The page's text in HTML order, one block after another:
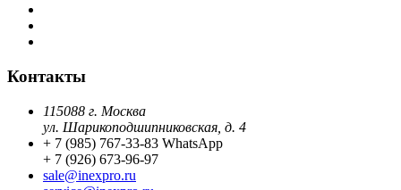
Контакты
115088 г. Москва
ул. Шарикоподшипниковская, д. 4
+ 7 (985) 767-33-83 WhatsApp
+ 7 (926) 673-96-97
sale@inexpro.ru